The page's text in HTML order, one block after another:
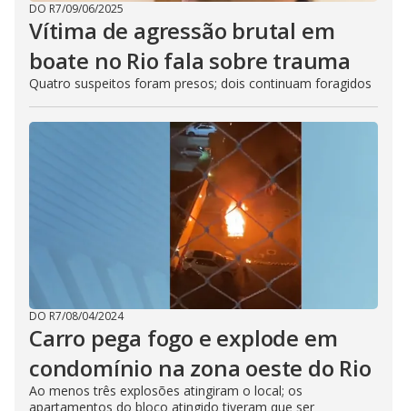
DO R7/09/06/2025
Vítima de agressão brutal em
boate no Rio fala sobre trauma
Quatro suspeitos foram presos; dois continuam foragidos
DO R7/08/04/2024
Carro pega fogo e explode em
condomínio na zona oeste do Rio
Ao menos três explosões atingiram o local; os
apartamentos do bloco atingido tiveram que ser